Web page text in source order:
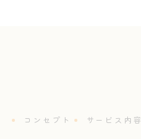
コンセプト サービス内容